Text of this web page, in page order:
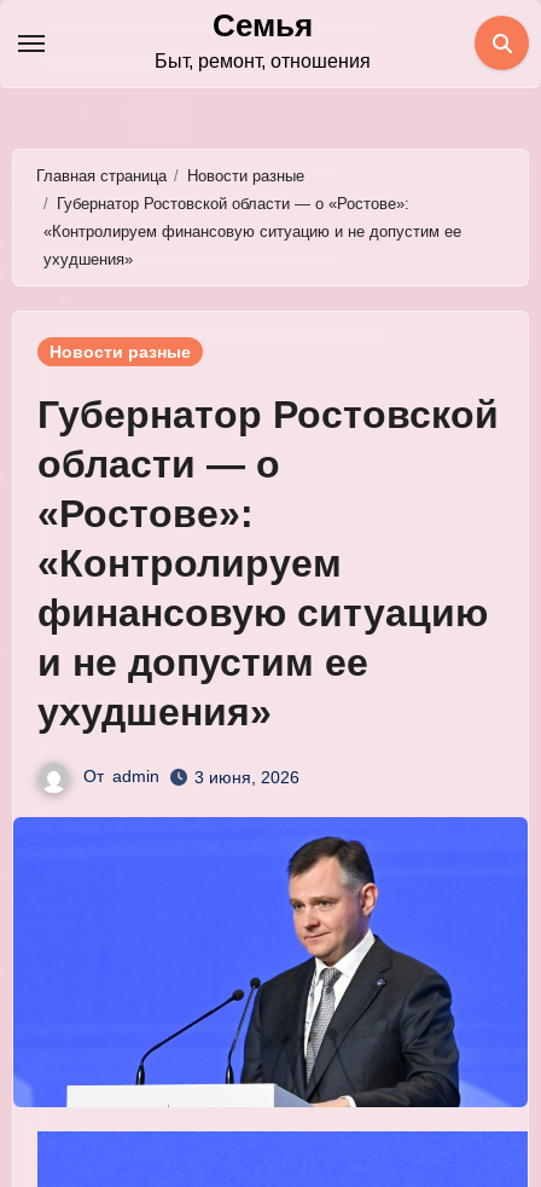
содержимому
Семья
Быт, ремонт, отношения
Главная страница
Новости разные
Губернатор Ростовской области — о «Ростове»:
«Контролируем финансовую ситуацию и не допустим ее
ухудшения»
Новости разные
Губернатор Ростовской
области — о
«Ростове»:
«Контролируем
финансовую ситуацию
и не допустим ее
ухудшения»
От admin 3 июня, 2026